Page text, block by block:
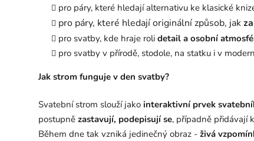
pro páry, které hledají alternativu ke klasické
pro páry, které hledají originální způsob, jak
pro svatby, kde hraje roli detail a osobní
pro svatby v přírodě, stodole, na statku i v
Jak strom funguje v den svatby?
Svatební strom slouží jako interaktivní prvek
postupně zastavují, podepisují se, případně přidávají
Během dne tak vzniká jedinečný obraz - živá